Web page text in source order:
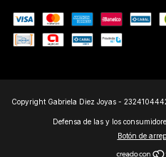
Copyright Gabriela Diez Joyas -
Defensa de las y los
Botón de